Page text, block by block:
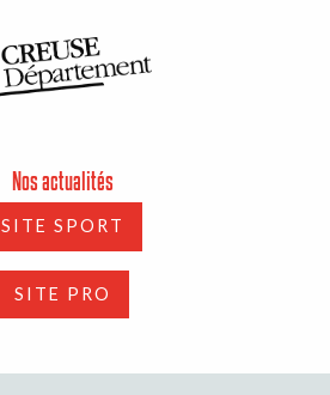
Nos actualités
SITE SPORT
SITE PRO